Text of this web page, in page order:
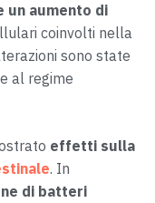
un aumento di
coinvolti nella
sono state
al regime
effetti sulla
. In
di batteri